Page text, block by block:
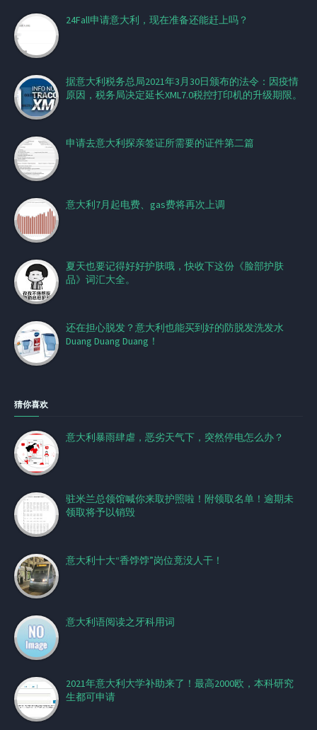
24Fall申请意大利，现在准备还能赶上吗？
据意大利税务总局2021年3月30日颁布的法令：因疫情
原因，税务局决定延长XML7.0税控打印机的升级期限。
申请去意大利探亲签证所需要的证件第二篇
意大利7月起电费、gas费将再次上调
夏天也要记得好好护肤哦，快收下这份《脸部护肤
品》词汇大全。
还在担心脱发？意大利也能买到好的防脱发洗发水
Duang Duang Duang！
猜你喜欢
意大利暴雨肆虐，恶劣天气下，突然停电怎么办？
驻米兰总领馆喊你来取护照啦！附领取名单！逾期未
领取将予以销毁
意大利十大“香饽饽”岗位竟没人干！
意大利语阅读之牙科用词
2021年意大利大学补助来了！最高2000欧，本科研究
生都可申请